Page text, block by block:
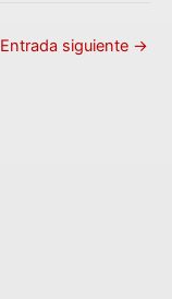
Entrada siguiente →